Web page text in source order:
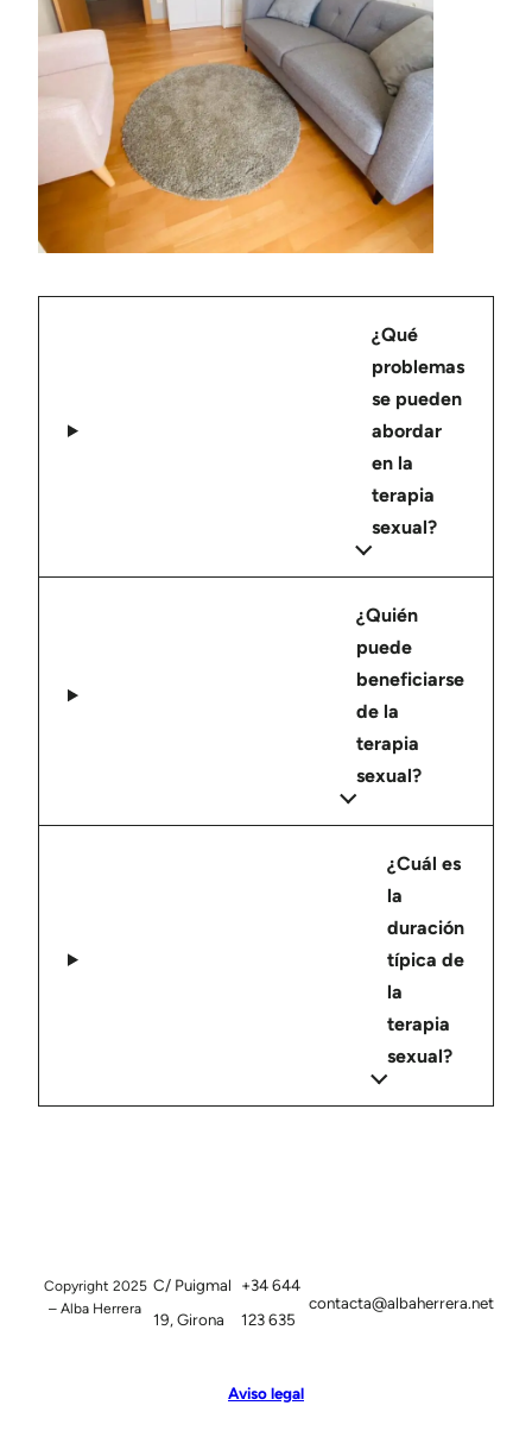
¿Qué
problemas
se pueden
abordar
en la
terapia
sexual?
¿Quién
puede
beneficiarse
de la
terapia
sexual?
¿Cuál es
la
duración
típica de
la
terapia
sexual?
Copyright 2025
– Alba Herrera
C/ Puigmal
19, Girona
+34 644
123 635
contacta@albaherrera.net
Aviso legal